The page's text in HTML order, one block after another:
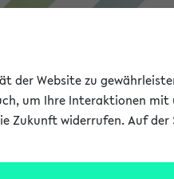
der Website zu
um Ihre Interaktionen mit
Zukunft widerrufen. Auf der